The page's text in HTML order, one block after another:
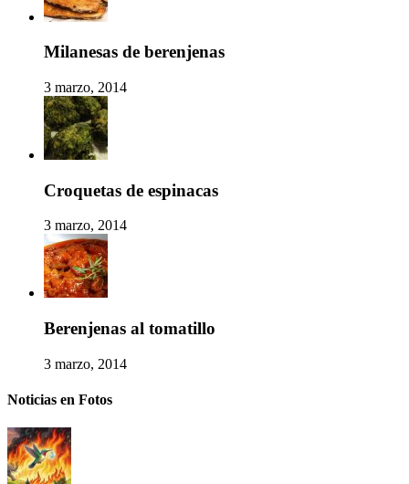
Milanesas de berenjenas
3 marzo, 2014
Croquetas de espinacas
3 marzo, 2014
Berenjenas al tomatillo
3 marzo, 2014
Noticias en Fotos